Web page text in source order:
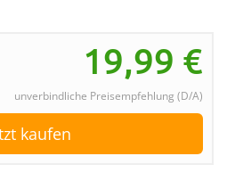
19,99 €
unverbindliche Preisempfehlung (D/A)
kaufen